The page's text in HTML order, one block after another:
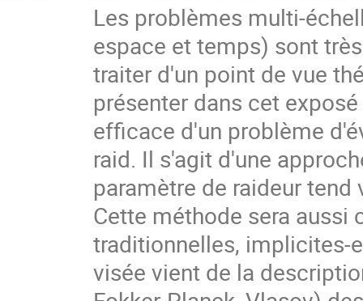
Les problèmes multi-
espace et temps) sont
traiter d'un point de vue
présenter dans cet
efficace d'un problème
raid. Il s'agit d'une
paramètre de raideur
Cette méthode sera aussi
traditionnelles, implicites-
visée vient de la